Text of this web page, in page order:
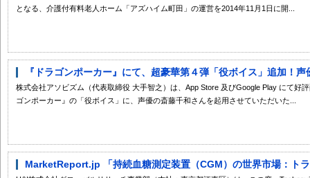
となる、介護付有料老人ホーム「アズハイム町田」の運営を2014年11月1日に開...
『ドラゴンポーカー』にて、超豪華第４弾「役ボイス」追加！
株式会社アソビズム（代表取締役 大手智之）は、App Store 及びGoogle Play にて好
ゴンポーカー』の「役ボイス」に、声優の斎藤千和さんを起用させていただいた...
MarketReport.jp 「持続血糖測定装置（CGM）の世界市場：ト